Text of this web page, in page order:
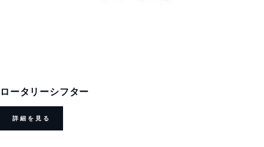
ロータリーシフター
詳細を見る